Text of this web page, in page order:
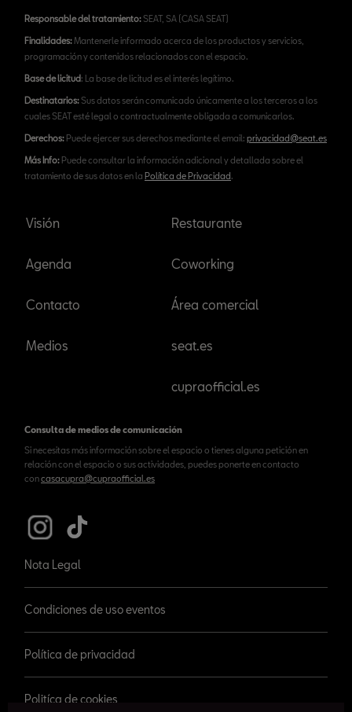
Responsable del tratamiento:SEAT, SA (CASA SEAT)
Finalidades:Mantenerle informado acerca de los productos y servicios,
programación y contenidos relacionados con el espacio.
Base de licitud: La base de licitud es el interés legítimo.
Destinatarios:Sus datos serán comunicado únicamente a los terceros a los
cuales SEAT esté legal o contractualmente obligada a comunicarlos.
Derechos: Puede ejercer sus derechos mediante el email: privacidad@seat.es
Más Info: Puede consultar la información adicional y detallada sobre el
tratamiento de sus datos en la Política de Privacidad.
Visión
Agenda
Contacto
Medios
Restaurante
Coworking
Área comercial
seat.es
cupraofficial.es
Consulta de medios de comunicación
Si necesitas más información sobre el espacio o tienes alguna petición en
relación con el espacio o sus actividades, puedes ponerte en contacto
concasacupra@cupraofficial.es
Nota Legal
Condiciones de uso eventos
Política de privacidad
Politíca de cookies